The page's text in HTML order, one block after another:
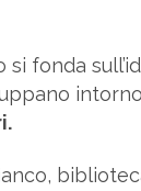
si fonda